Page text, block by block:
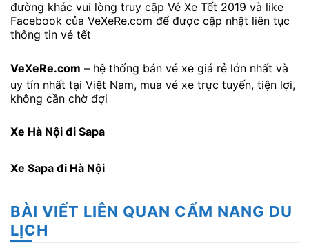
đường khác vui lòng truy cập Vé Xe Tết 2019 và like
Facebook của VeXeRe.com để được cập nhật liên tục
thông tin vé tết
VeXeRe.com – hệ thống bán vé xe giá rẻ lớn nhất và
uy tín nhất tại Việt Nam, mua vé xe trực tuyến, tiện lợi,
không cần chờ đợi
Xe Hà Nội đi Sapa
Xe Sapa đi Hà Nội
BÀI VIẾT LIÊN QUAN CẨM NANG DU
LỊCH